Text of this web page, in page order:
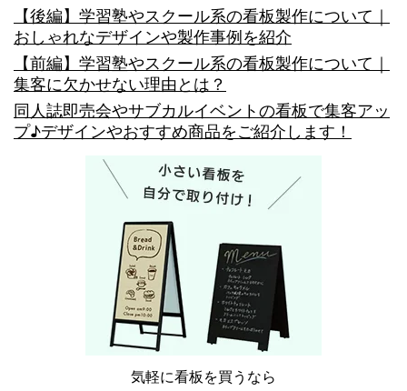
【後編】学習塾やスクール系の看板製作について｜
おしゃれなデザインや製作事例を紹介
【前編】学習塾やスクール系の看板製作について｜
集客に欠かせない理由とは？
同人誌即売会やサブカルイベントの看板で集客アッ
プ♪デザインやおすすめ商品をご紹介します！
気軽に看板を買うなら